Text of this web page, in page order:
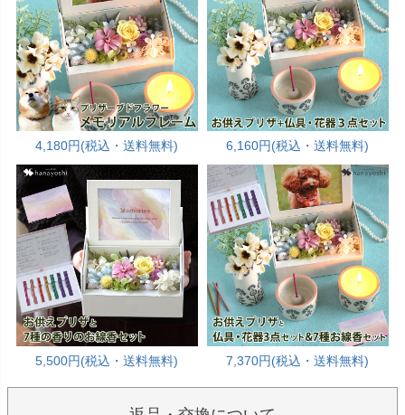
4,180円(税込・送料無料) 6,160円(税込・送料無料)
5,500円(税込・送料無料) 7,370円(税込・送料無料)